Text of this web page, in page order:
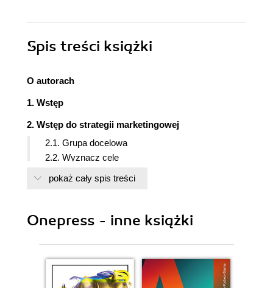
Spis treści książki
O autorach
1. Wstęp
2. Wstęp do strategii marketingowej
2.1. Grupa docelowa
2.2. Wyznacz cele
2.3. Co? Gdzie? Kiedy? Dlaczego?
2.4. Jak to robi konkurencja?
okresach roku?
2.6. Budżet
2.7. Podsumowanie
3. Reklama w Google Ads
3.1. SEO + PPC = sukces
pokaż cały spis treści
Onepress - inne książki